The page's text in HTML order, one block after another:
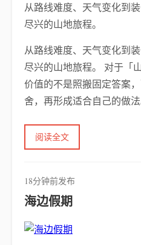
从路线难度、天气变化到
尽兴的山地旅程。
从路线难度、天气变化到
尽兴的山地旅程。 对于「
价值的不是照搬固定答案
舍，再形成适合自己的做法
阅读全文
18分钟前发布
海边假期